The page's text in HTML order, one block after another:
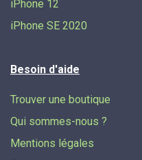
iPhone 12
iPhone SE 2020
Besoin d'aide
Trouver une boutique
Qui sommes-nous ?
Mentions légales